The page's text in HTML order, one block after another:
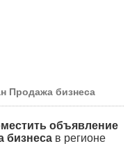
Продажа бизнеса
объявление
бизнеса в регионе